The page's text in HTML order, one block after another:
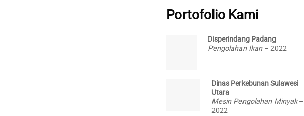
Portofolio Kami
Disperindang Padang
Pengolahan Ikan – 2022
Dinas Perkebunan Sulawesi
Utara
Mesin Pengolahan Minyak–
2022